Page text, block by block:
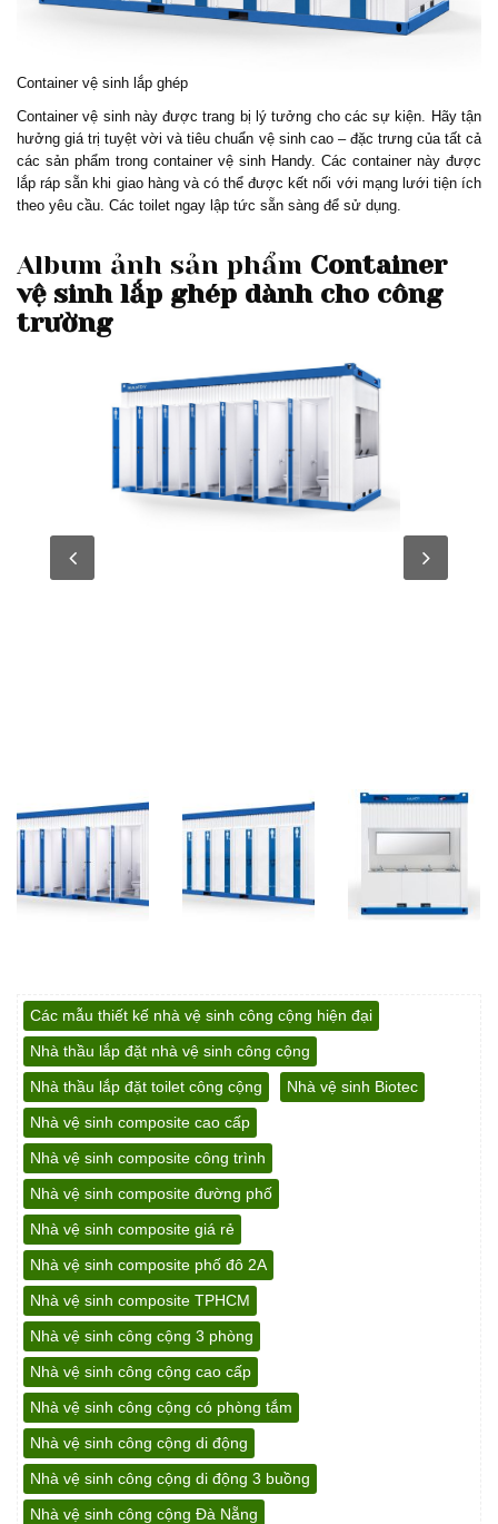
Container vệ sinh lắp ghép
Container vệ sinh này được trang bị lý tưởng cho các sự kiện. Hãy tận
hưởng giá trị tuyệt vời và tiêu chuẩn vệ sinh cao – đặc trưng của tất cả
các sản phẩm trong container vệ sinh Handy. Các container này được
lắp ráp sẵn khi giao hàng và có thể được kết nối với mạng lưới tiện ích
theo yêu cầu. Các toilet ngay lập tức sẵn sàng để sử dụng.
Album ảnh sản phẩm Container
vệ sinh lắp ghép dành cho công
trường
Các mẫu thiết kế nhà vệ sinh công cộng hiện đại
Nhà thầu lắp đặt nhà vệ sinh công cộng
Nhà thầu lắp đặt toilet công cộng
Nhà vệ sinh Biotec
Nhà vệ sinh composite cao cấp
Nhà vệ sinh composite công trình
Nhà vệ sinh composite đường phố
Nhà vệ sinh composite giá rẻ
Nhà vệ sinh composite phố đô 2A
Nhà vệ sinh composite TPHCM
Nhà vệ sinh công cộng 3 phòng
Nhà vệ sinh công cộng cao cấp
Nhà vệ sinh công cộng có phòng tắm
Nhà vệ sinh công cộng di động
Nhà vệ sinh công cộng di động 3 buồng
Nhà vệ sinh công cộng Đà Nẵng